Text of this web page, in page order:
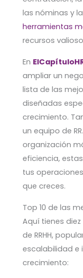
las nóminas y
herramientas
recursos
En
ampliar un
lista de las
diseñadas
crecimiento.
un equipo de
organización
eficiencia,
tus
que creces.
Top 10 de las
Aquí tienes
de RRHH,
escalabilidad e
crecimiento: